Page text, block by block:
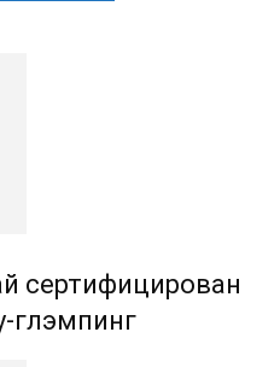
сертифицирован
глэмпинг